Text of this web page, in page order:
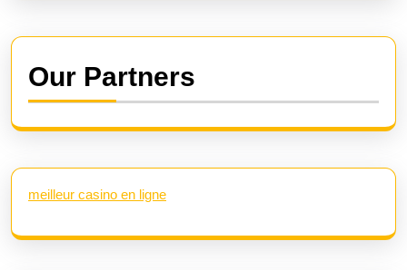
Our Partners
meilleur casino en ligne